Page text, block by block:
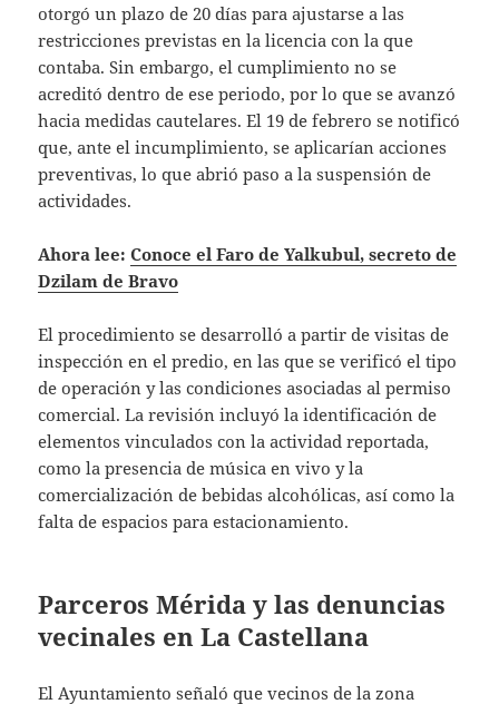
otorgó un plazo de 20 días para ajustarse a las
restricciones previstas en la licencia con la que
contaba. Sin embargo, el cumplimiento no se
acreditó dentro de ese periodo, por lo que se avanzó
hacia medidas cautelares. El 19 de febrero se notificó
que, ante el incumplimiento, se aplicarían acciones
preventivas, lo que abrió paso a la suspensión de
actividades.
Ahora lee:Conoce el Faro de Yalkubul, secreto de
Dzilam de Bravo
El procedimiento se desarrolló a partir de visitas de
inspección en el predio, en las que se verificó el tipo
de operación y las condiciones asociadas al permiso
comercial. La revisión incluyó la identificación de
elementos vinculados con la actividad reportada,
como la presencia de música en vivo y la
comercialización de bebidas alcohólicas, así como la
falta de espacios para estacionamiento.
Parceros Mérida y las denuncias
vecinales en La Castellana
El Ayuntamiento señaló que vecinos de la zona